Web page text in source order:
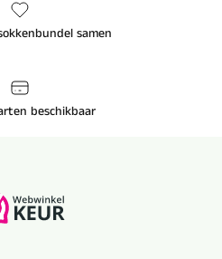
samen
beschikbaar